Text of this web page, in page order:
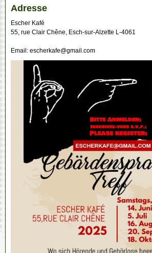
Adresse
Escher Kafé
55, rue Clair Chêne, Esch-sur-Alzette L-4061
Email: escherkafe@gmail.com